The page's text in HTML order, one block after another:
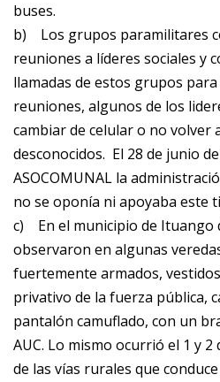
buses.
b) Los grupos paramilitares
reuniones a líderes sociales y
llamadas de estos grupos
reuniones, algunos de los
cambiar de celular o no volver
desconocidos. El 28 de junio
ASOCOMUNAL la
no se oponía ni apoyaba este
c) En el municipio de Ituango
observaron en algunas
fuertemente armados,
privativo de la fuerza pública,
pantalón camuflado, con un
AUC. Lo mismo ocurrió el 1 y 2
de las vías rurales que